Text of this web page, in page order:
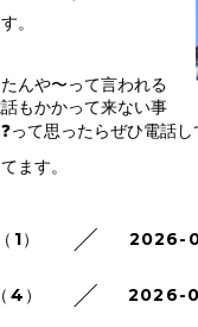
。
んや〜って言われる
もかかって来ない事
って思ったらぜひ電話
ます。
） 2026-
） 2026-